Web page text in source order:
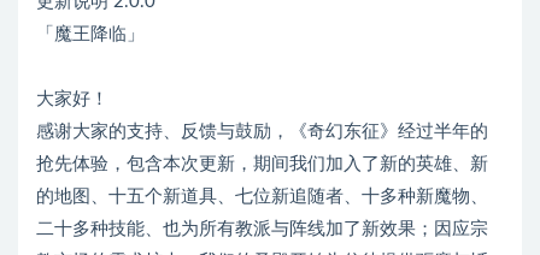
「魔王降临」
大家好！
感谢大家的支持、反馈与鼓励，《奇幻东征》经过半年的
抢先体验，包含本次更新，期间我们加入了新的英雄、新
的地图、十五个新道具、七位新追随者、十多种新魔物、
二十多种技能、也为所有教派与阵线加了新效果；因应宗